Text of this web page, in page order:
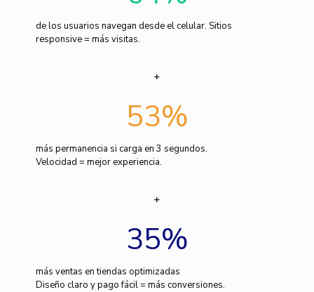
de los usuarios navegan desde el celular. Sitios
responsive = más visitas.
53%
más permanencia si carga en 3 segundos.
Velocidad = mejor experiencia.
35%
más ventas en tiendas optimizadas
Diseño claro y pago fácil = más conversiones.